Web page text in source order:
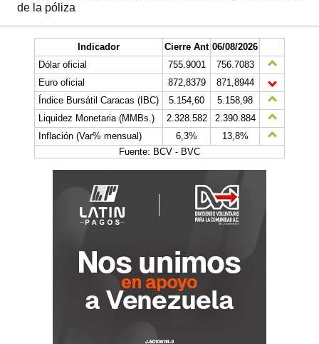
de la póliza
Indicador Cierre Ant 06/08/2026
Dólar oficial
755.9001
756.7083
Euro oficial
872,8379
871,8944
Índice Bursátil Caracas (IBC)
5.154,60
5.158,98
Liquidez Monetaria (MMBs.)
2.328.582
2.390.884
Inflación (Var% mensual)
6,3%
13,8%
Fuente: BCV - BVC